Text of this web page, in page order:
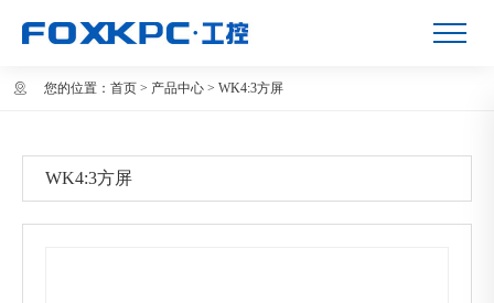
您的位置： 首页 > 产品中心 > WK4:3方屏
WK4:3方屏